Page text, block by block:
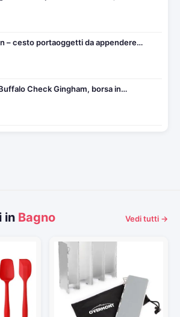
– cesto portaoggetti da appendere…
Check Gingham, borsa in…
in Bagno Vedi tutti →